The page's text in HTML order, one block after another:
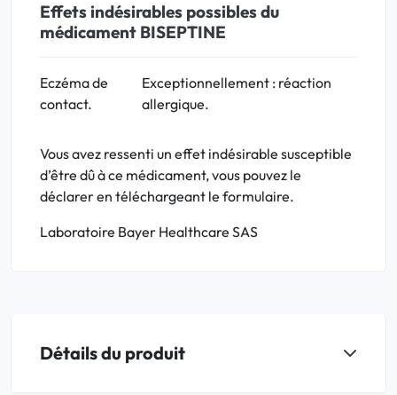
Effets indésirables possibles du
médicament BISEPTINE
Eczémade
contact.
Exceptionnellement : réaction
allergique.
Vous avez ressenti un effet indésirable susceptible
d’être dû à ce médicament, vous pouvez le
déclarer en téléchargeant le formulaire.
Laboratoire Bayer Healthcare SAS
Détails du produit